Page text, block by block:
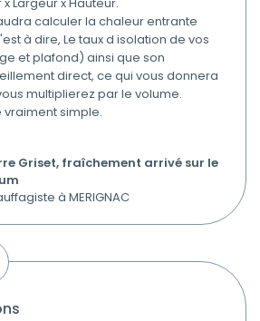
Largeur x Hauteur.
calculer la chaleur entrante
à dire, Le taux d isolation de vos
et plafond) ainsi que son
direct, ce qui vous donnera
multiplierez par le volume.
vraiment simple.
Griset, fraîchement arrivé sur le
à MERIGNAC